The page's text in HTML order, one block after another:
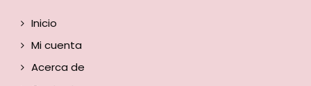
Inicio
Mi cuenta
Acerca de